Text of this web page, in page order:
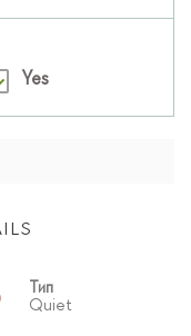
Yes
Тип
Quiet